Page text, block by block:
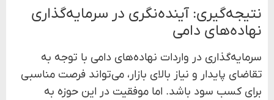
نتیجه‌گیری: آینده‌نگری در سرمایه‌گذاری
نهاده‌های دامی
سرمایه‌گذاری در واردات نهاده‌های دامی با توجه به
تقاضای پایدار و نیاز بالای بازار، می‌تواند فرصت مناسبی
برای کسب سود باشد. اما موفقیت در این حوزه به